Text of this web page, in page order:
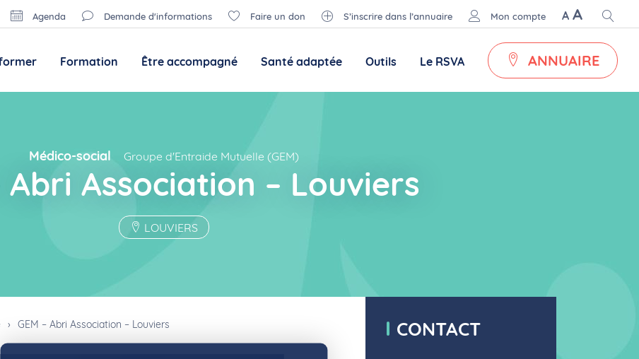
Agenda Demande d'informations Faire un don S’inscrire dans l’annuaire Mon compte A A
Formation Être accompagné Santé adaptée Outils Le RSVA ANNUAIRE
Médico-social Groupe d'Entraide Mutuelle (GEM)
Abri Association – Louviers
LOUVIERS
CONTACT
› GEM – Abri Association – Louviers